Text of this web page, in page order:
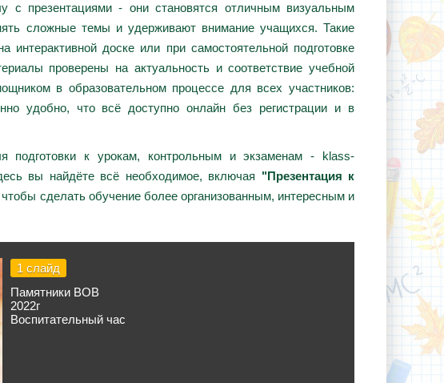
с презентациями - они становятся отличным визуальным
сложные темы и удерживают внимание учащихся. Такие
интерактивной доске или при самостоятельной подготовке
проверены на актуальность и соответствие учебной
в образовательном процессе для всех участников:
удобно, что всё доступно онлайн без регистрации и в
к урокам, контрольным и экзаменам - klass-
вы найдёте всё необходимое, включая "Презентация к
чтобы сделать обучение более организованным, интересным и
1 слайд
Памятники ВОВ
2022г
Воспитательный час